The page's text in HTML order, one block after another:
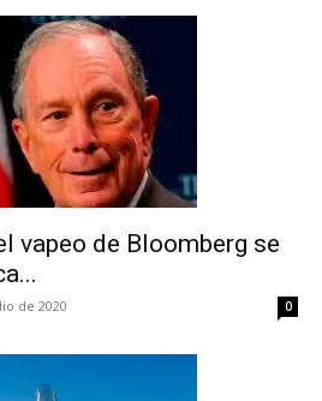
vapeo de Bloomberg se
de 2020 0